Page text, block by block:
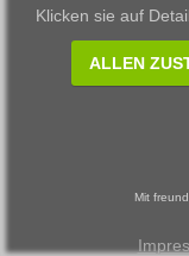
© 2002 - 2026
Klicken sie auf
ALLEN
Mit